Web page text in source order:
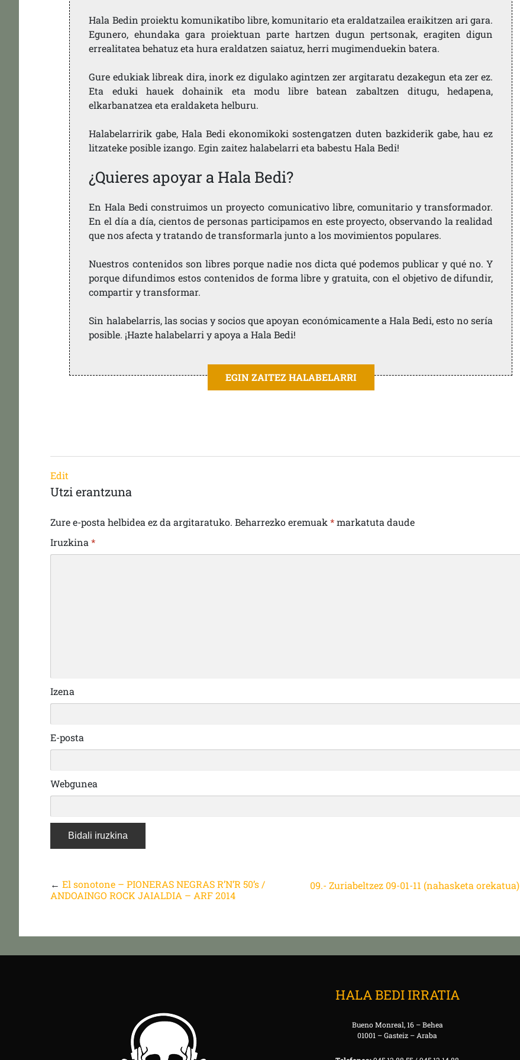
Hala Bedin proiektu komunikatibo libre, komunitario eta eraldatzailea eraikitzen ari gara.
Egunero, ehundaka gara proiektuan parte hartzen dugun pertsonak, eragiten digun
errealitatea behatuz eta hura eraldatzen saiatuz, herri mugimenduekin batera.
Gure edukiak libreak dira, inork ez digulako agintzen zer argitaratu dezakegun eta zer ez.
Eta eduki hauek dohainik eta modu libre batean zabaltzen ditugu, hedapena,
elkarbanatzea eta eraldaketa helburu.
Halabelarririk gabe, Hala Bedi ekonomikoki sostengatzen duten bazkiderik gabe, hau ez
litzateke posible izango. Egin zaitez halabelarri eta babestu Hala Bedi!
¿Quieres apoyar a Hala Bedi?
En Hala Bedi construimos un proyecto comunicativo libre, comunitario y transformador.
En el día a día, cientos de personas participamos en este proyecto, observando la realidad
que nos afecta y tratando de transformarla junto a los movimientos populares.
Nuestros contenidos son libres porque nadie nos dicta qué podemos publicar y qué no. Y
porque difundimos estos contenidos de forma libre y gratuita, con el objetivo de difundir,
compartir y transformar.
Sin halabelarris, las socias y socios que apoyan económicamente a Hala Bedi, esto no sería
posible. ¡Hazte halabelarri y apoya a Hala Bedi!
EGIN ZAITEZ HALABELARRI
Edit
Utzi erantzuna
Zure e-posta helbidea ez da argitaratuko. Beharrezko eremuak*markatuta daude
Iruzkina*
Izena
E-posta
Webgunea
←El sonotone – PIONERAS NEGRAS R’N’R 50’s /
ANDOAINGO ROCK JAIALDIA – ARF 2014
09.- Zuriabeltzez 09-01-11 (nahasketa orekatua)
HALA BEDI IRRATIA
Bueno Monreal, 16 – Behea
01001 – Gasteiz – Araba